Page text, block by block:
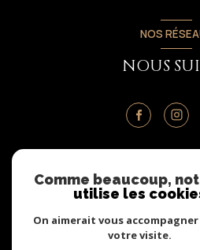
NOS
NOUS
NOUS
Comme beaucoup,
utilise les
On aimerait vous
votre visite.